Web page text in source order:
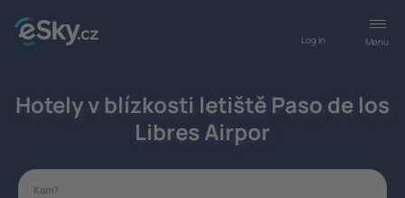
Menu
Log in
Hotely v blízkosti letiště Paso de los
Libres Airpor